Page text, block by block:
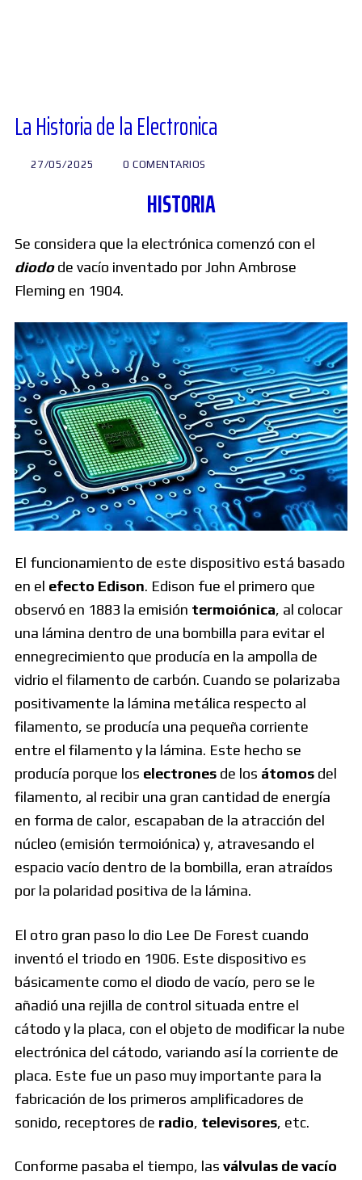
Foros
La Historia de la Electronica
27/05/2025 0 COMENTARIOS
HISTORIA
Se considera que la electrónica comenzó con el
diodode vacío inventado por John Ambrose
Fleming en 1904.
El funcionamiento de este dispositivo está basado
en el efecto Edison. Edison fue el primero que
observó en 1883 la emisión termoiónica, al colocar
una lámina dentro de una bombilla para evitar el
ennegrecimiento que producía en la ampolla de
vidrio el filamento de carbón. Cuando se polarizaba
positivamente la lámina metálica respecto al
filamento, se producía una pequeña corriente
entre el filamento y la lámina. Este hecho se
producía porque los electrones de los átomos del
filamento, al recibir una gran cantidad de energía
en forma de calor, escapaban de la atracción del
núcleo (emisión termoiónica) y, atravesando el
espacio vacío dentro de la bombilla, eran atraídos
por la polaridad positiva de la lámina.
El otro gran paso lo dio Lee De Forest cuando
inventó el triodo en 1906. Este dispositivo es
básicamente como el diodo de vacío, pero se le
añadió una rejilla de control situada entre el
cátodo y la placa, con el objeto de modificar la nube
electrónica del cátodo, variando así la corriente de
placa. Este fue un paso muy importante para la
fabricación de los primeros amplificadores de
sonido, receptores de radio, televisores, etc.
Conforme pasaba el tiempo, las válvulas de vacío